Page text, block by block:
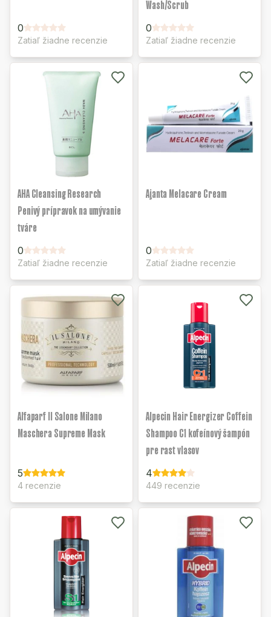
0
Zatiaľ žiadne recenzie
Wash/Scrub
0
Zatiaľ žiadne recenzie
AHA Cleansing Research
Penivý prípravok na umývanie
tváre
0
Zatiaľ žiadne recenzie
Ajanta Melacare Cream
0
Zatiaľ žiadne recenzie
Alfaparf Il Salone Milano
Maschera Supreme Mask
5
4 recenzie
Alpecin Hair Energizer Coffein
Shampoo C1 kofeínový šampón
pre rast vlasov
4
449 recenzie